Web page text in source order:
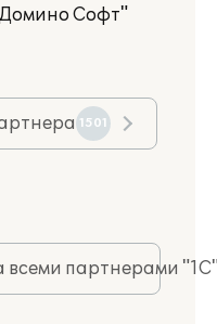
Софт"
1501
всеми партнерами